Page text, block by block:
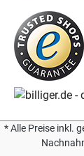
* Alle Preise inkl.